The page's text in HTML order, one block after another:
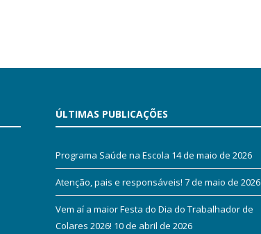
ÚLTIMAS PUBLICAÇÕES
Programa Saúde na Escola 14 de maio de 2026
Atenção, pais e responsáveis! 7 de maio de 2026
Vem aí a maior Festa do Dia do Trabalhador de
Colares 2026! 10 de abril de 2026